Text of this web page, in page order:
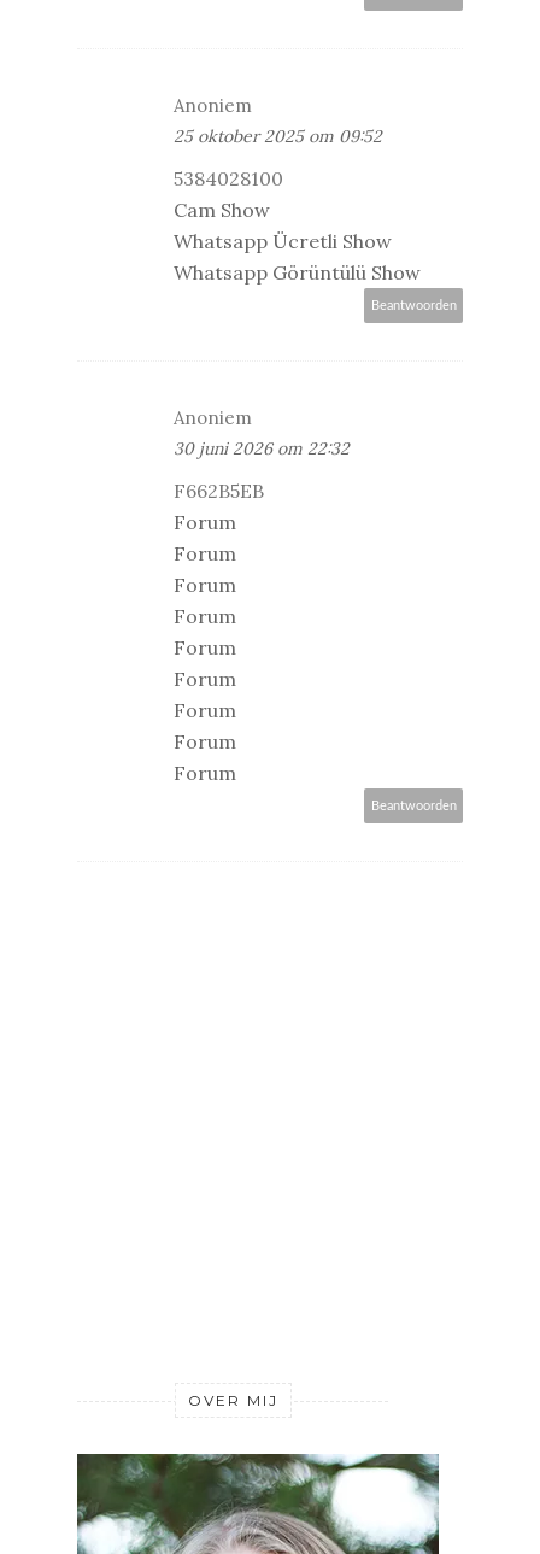
Anoniem
25 oktober 2025 om 09:52
5384028100
Cam Show
Whatsapp Ücretli Show
Whatsapp Görüntülü Show
Beantwoorden
Anoniem
30 juni 2026 om 22:32
F662B5EB
Forum
Forum
Forum
Forum
Forum
Forum
Forum
Forum
Forum
Beantwoorden
OVER MIJ